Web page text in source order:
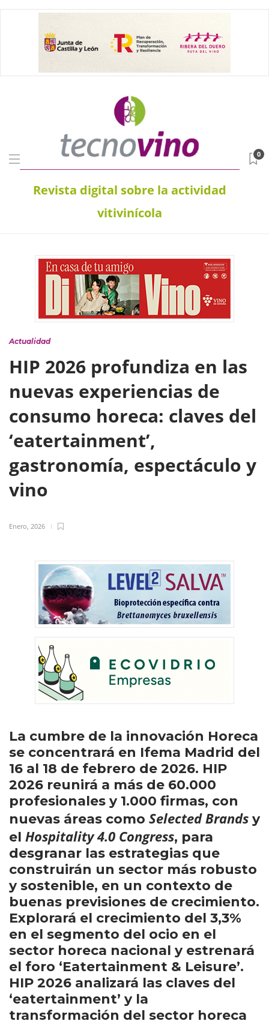
Revista digital sobre la actividad
vitivinícola
0
Actualidad
HIP 2026 profundiza en las
nuevas experiencias de
consumo horeca: claves del
‘eatertainment’,
gastronomía, espectáculo y
vino
Enero, 2026
La cumbre de la innovación Horeca
se concentrará en Ifema Madrid del
16 al 18 de febrero de 2026. HIP
2026 reunirá a más de 60.000
profesionales y 1.000 firmas, con
nuevas áreas como Selected Brands y
el Hospitality 4.0 Congress, para
desgranar las estrategias que
construirán un sector más robusto
y sostenible, en un contexto de
buenas previsiones de crecimiento.
Explorará el crecimiento del 3,3%
en el segmento del ocio en el
sector horeca nacional y estrenará
el foro ‘Eatertainment & Leisure’.
HIP 2026 analizará las claves del
‘eatertainment’ y la
transformación del sector horeca